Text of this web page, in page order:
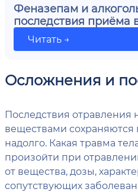
Феназепам и
последствия приёма
Читать →
Осложнения и
Последствия отравления
веществами сохраняются
надолго. Какая травма
произойти при
от вещества, дозы,
сопутствующих